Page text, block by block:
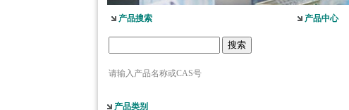
产品搜索
请输入产品名称或CAS号
产品类别
产品中心